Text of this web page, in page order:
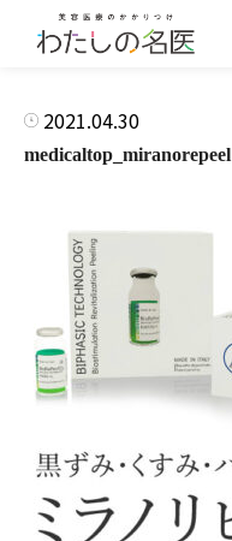
2021.04.30
medicaltop_miranorepeel